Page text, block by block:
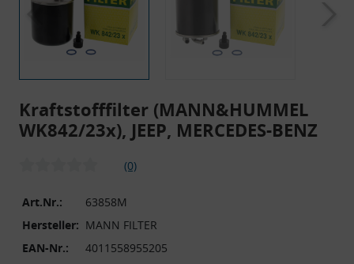
Kraftstofffilter (MANN&HUMMEL
WK842/23x), JEEP, MERCEDES-BENZ
(0)
Art.Nr.:
63858M
Hersteller: MANN FILTER
EAN-Nr.:
4011558955205